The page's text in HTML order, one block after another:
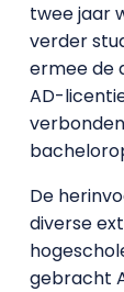
twee jaar
verder
ermee de
AD-
De
diverse
gebracht